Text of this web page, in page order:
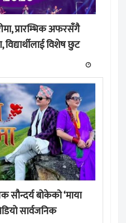
प्रारम्भिक अफरसँगै
विशेष छुट
सौन्दर्य बोकेको ‘माया
सार्वजनिक